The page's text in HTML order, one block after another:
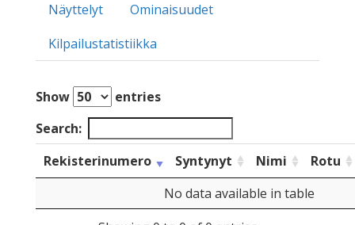
Näyttelyt
Ominaisuudet
Kilpailustatistiikka
Show
entries
Search:
Rekisterinumero
Syntynyt Nimi
Rotu
No data available in table